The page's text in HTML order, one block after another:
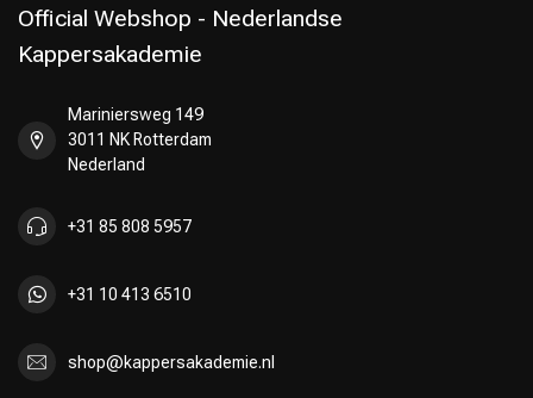
Official Webshop - Nederlandse
Kappersakademie
Mariniersweg 149
3011 NK Rotterdam
Nederland
+31 85 808 5957
+31 10 413 6510
shop@kappersakademie.nl